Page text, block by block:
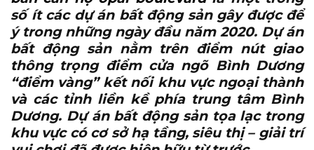
số ít các dự án bất động sản gây được để
ý trong những ngày đầu năm 2020. Dự án
bất động sản nằm trên điểm nút giao
thông trọng điểm cửa ngõ Bình Dương
“điểm vàng” kết nối khu vực ngoại thành
và các tỉnh liền kề phía trung tâm Bình
Dương. Dự án bất động sản tọa lạc trong
khu vực có cơ sở hạ tầng, siêu thị – giải trí